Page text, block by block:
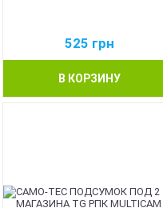
525 грн
В КОРЗИНУ